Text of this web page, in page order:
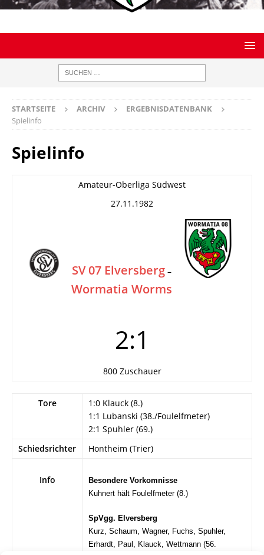
STARTSEITE ARCHIV
ERGEBNISDATENBANK
Spielinfo
Spielinfo
Amateur-Oberliga Südwest
27.11.1982
SV 07 Elversberg –
Wormatia Worms
2:1
800 Zuschauer
Tore
1:0 Klauck (8.)
1:1 Lubanski (38./Foulelfmeter)
2:1 Spuhler (69.)
Schiedsrichter
Hontheim (Trier)
Info
Besondere Vorkomnisse
Kuhnert hält Foulelfmeter (8.)
SpVgg. Elversberg
Kurz, Schaum, Wagner, Fuchs, Spuhler,
Erhardt, Paul, Klauck, Wettmann (56.